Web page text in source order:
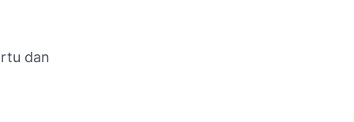
dan